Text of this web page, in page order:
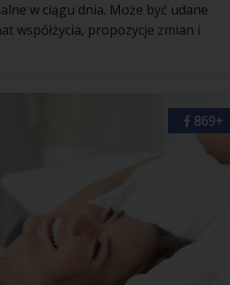
w ciągu dnia. Może być udane
współżycia, propozycje zmian i
869+